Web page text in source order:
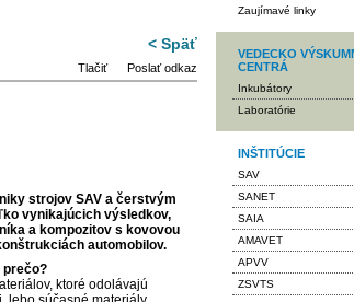
< Späť
Tlačiť Poslať odkaz
strojov SAV a čerstvým
vynikajúcich výsledkov,
a kompozitov s kovovou
automobilov.
prečo?
ktoré odolávajú
Zaujímavé linky
VEDECKO
CENTRÁ
Inkubátory
Laboratórie
INŠTITÚCIE
SAV
SANET
SAIA
AMAVET
APVV
ZSVTS